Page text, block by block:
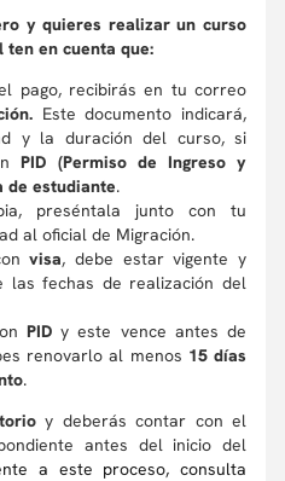
y quieres realizar un curso
en cuenta que:
pago, recibirás en tu correo
Este documento indicará,
y la duración del curso, si
PID (Permiso de Ingreso y
de estudiante.
preséntala junto con tu
al oficial de Migración.
visa, debe estar vigente y
fechas de realización del
PIDy este vence antes de
renovarlo al menos 15 días
.
y deberás contar con el
antes del inicio del
a este proceso, consulta